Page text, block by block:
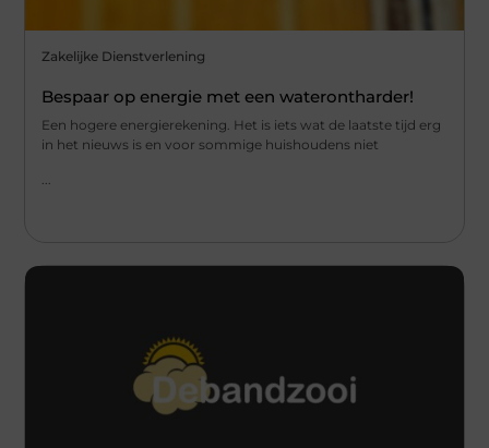
Zakelijke Dienstverlening
Bespaar op energie met een waterontharder!
Een hogere energierekening. Het is iets wat de laatste tijd erg
in het nieuws is en voor sommige huishoudens niet
...